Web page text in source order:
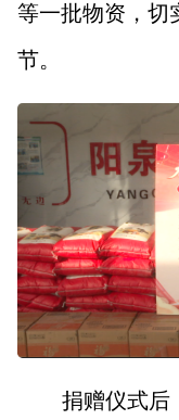
等一批物资，切
节。
捐赠仪式后